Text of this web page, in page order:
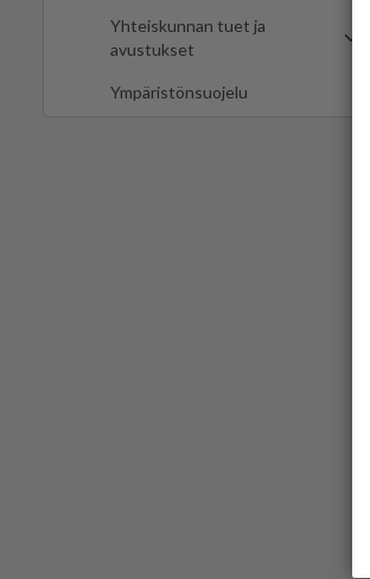
Yhteiskunnan tuet ja
avustukset
Ympäristönsuojelu